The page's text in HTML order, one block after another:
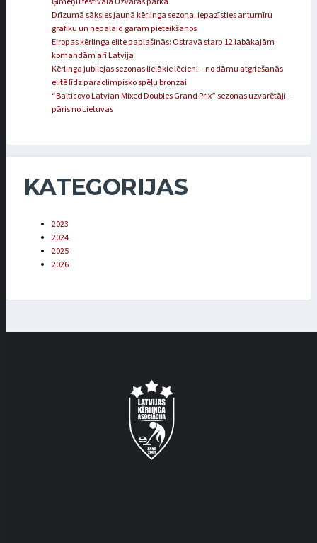
Drīzumā sāksies jaunā kērlinga sezona: iepazīsties ar turnīru
grafiku un nepalaid garām pieteikšanos
Eiropas kērlinga elite paplašinās: Ostravā starp 12 labākajām
komandām arī Latvija
Kērlinga jubilejas sezonas lielākie lēcieni – no dāmu atgriešanās
elitē līdz paraolimpisko spēļu bronzai
“Balticovo Latvian Mixed Doubles Grand Prix” sezonas uzvarētāji –
pāris no Lietuvas
KATEGORIJAS
2023
2024
2025
2026